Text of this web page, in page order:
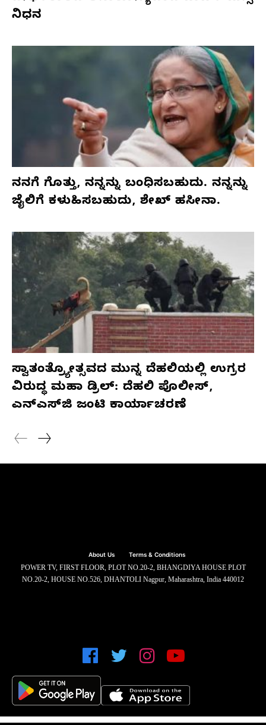
ನಿಧನ
ನನಗೆ ಗೊತ್ತು, ನನ್ನನ್ನು ಬಂಧಿಸಬಹುದು. ನನ್ನನ್ನು
ಜೈಲಿಗೆ ಕಳುಹಿಸಬಹುದು, ಶೇಖ್ ಹಸೀನಾ.
ಸ್ವಾತಂತ್ರ್ಯೋತ್ಸವದ ಮುನ್ನ ದೆಹಲಿಯಲ್ಲಿ ಉಗ್ರರ
ವಿರುದ್ಧ ಮಹಾ ಡ್ರಿಲ್: ದೆಹಲಿ ಪೊಲೀಸ್,
ಎನ್‌ಎಸ್‌ಜಿ ಜಂಟಿ ಕಾರ್ಯಾಚರಣೆ
About Us Terms & Conditions
POWER TV, FIRST FLOOR, PLOT NO.20-2, BHANGDIYA HOUSE PLOT
NO.20-2, HOUSE NO.526, DHANTOLI Nagpur, Maharashtra, India 440012